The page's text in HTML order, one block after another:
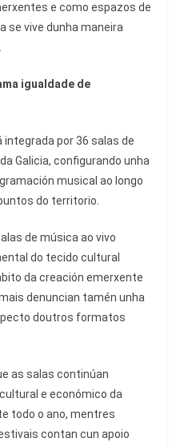
e como espazos de
se vive dunha maneira
igualdade de
integrada por 36 salas de
Galicia, configurando unha
musical ao longo
do territorio.
de música ao vivo
do tecido cultural
da creación emerxente
denuncian tamén unha
doutros formatos
as salas continúan
e económico da
todo o ano, mentres
contan cun apoio